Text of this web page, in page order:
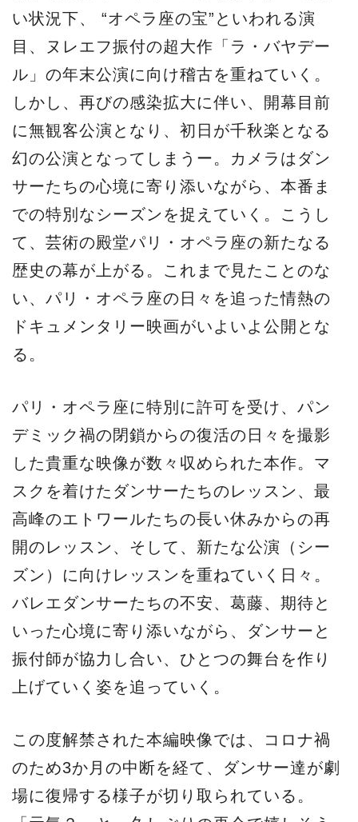
い状況下、 “オペラ座の宝”といわれる演
目、ヌレエフ振付の超大作「ラ・バヤデー
ル」の年末公演に向け稽古を重ねていく。
しかし、再びの感染拡大に伴い、開幕目前
に無観客公演となり、初日が千秋楽となる
幻の公演となってしまうー。カメラはダン
サーたちの心境に寄り添いながら、本番ま
での特別なシーズンを捉えていく。こうし
て、芸術の殿堂パリ・オペラ座の新たなる
歴史の幕が上がる。これまで見たことのな
い、パリ・オペラ座の日々を追った情熱の
ドキュメンタリー映画がいよいよ公開とな
る。
パリ・オペラ座に特別に許可を受け、パン
デミック禍の閉鎖からの復活の日々を撮影
した貴重な映像が数々収められた本作。マ
スクを着けたダンサーたちのレッスン、最
高峰のエトワールたちの長い休みからの再
開のレッスン、そして、新たな公演（シー
ズン）に向けレッスンを重ねていく日々。
バレエダンサーたちの不安、葛藤、期待と
いった心境に寄り添いながら、ダンサーと
振付師が協力し合い、ひとつの舞台を作り
上げていく姿を追っていく。
この度解禁された本編映像では、コロナ禍
のため3か月の中断を経て、ダンサー達が劇
場に復帰する様子が切り取られている。